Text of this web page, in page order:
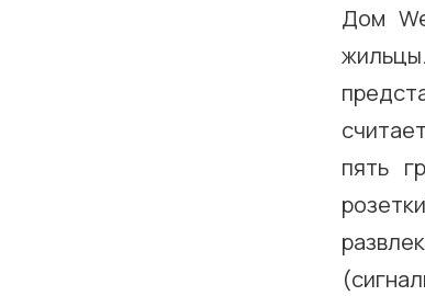
Дом
пять